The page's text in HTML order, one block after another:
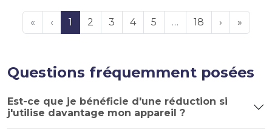
« ‹ 1 2 3 4 5 … 18 › »
Questions fréquemment posées
Est-ce que je bénéficie d'une réduction si
j'utilise davantage mon appareil ?